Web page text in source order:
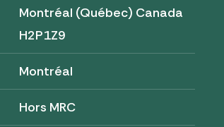
Montréal (Québec) Canada
H2P1Z9
Montréal
Hors MRC